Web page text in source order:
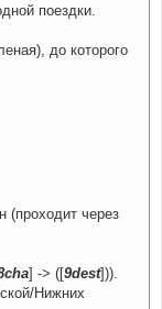
поездки.
до которого
через
] -> ([9dest])).
Нижних